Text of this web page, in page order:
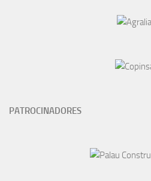
PATROCINADORES